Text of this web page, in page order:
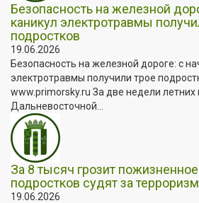
Безопасность на железной
каникул электротравмы
подростков
19.06.2026
Безопасность на железной дороге: с
электротравмы получили трое
www.primorsky.ru За две недели летних
Дальневосточной...
За 8 тысяч грозит
подростков судят за терроризм
19.06.2026